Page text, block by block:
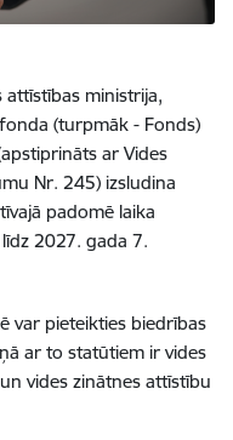
attīstības ministrija,
(turpmāk - Fonds)
ar Vides
Nr. 245) izsludina
padomē laika
2027. gada 7.
var pieteikties biedrības
ar to statūtiem ir vides
vides zinātnes attīstību